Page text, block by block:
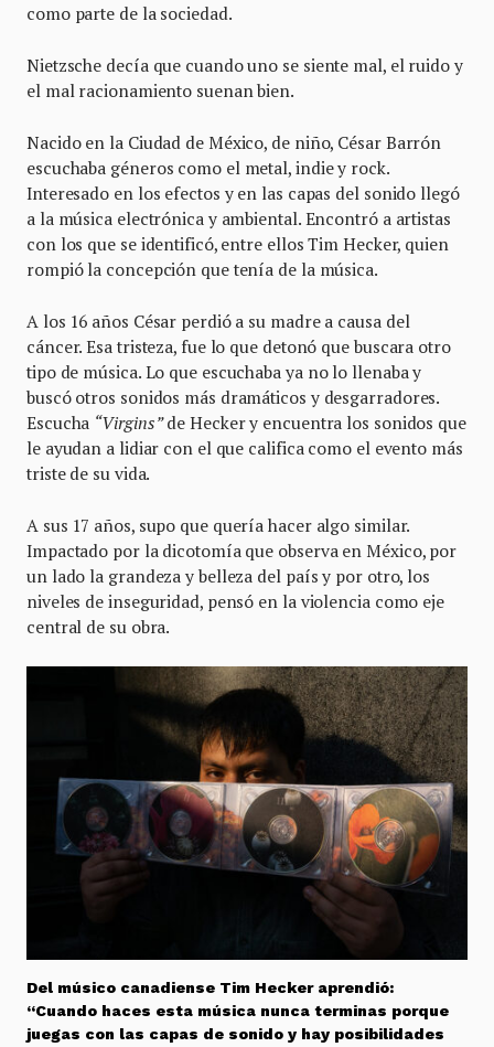
como parte de la sociedad.
Nietzsche decía que cuando uno se siente mal, el ruido y
el mal racionamiento suenan bien.
Nacido en la Ciudad de México, de niño, César Barrón
escuchaba géneros como el metal, indie y rock.
Interesado en los efectos y en las capas del sonido llegó
a la música electrónica y ambiental. Encontró a artistas
con los que se identificó, entre ellos Tim Hecker, quien
rompió la concepción que tenía de la música.
A los 16 años César perdió a su madre a causa del
cáncer. Esa tristeza, fue lo que detonó que buscara otro
tipo de música. Lo que escuchaba ya no lo llenaba y
buscó otros sonidos más dramáticos y desgarradores.
Escucha “Virgins”de Hecker y encuentra los sonidos que
le ayudan a lidiar con el que califica como el evento más
triste de su vida.
A sus 17 años, supo que quería hacer algo similar.
Impactado por la dicotomía que observa en México, por
un lado la grandeza y belleza del país y por otro, los
niveles de inseguridad, pensó en la violencia como eje
central de su obra.
Del músico canadiense Tim Hecker aprendió:
“Cuando haces esta música nunca terminas porque
juegas con las capas de sonido y hay posibilidades